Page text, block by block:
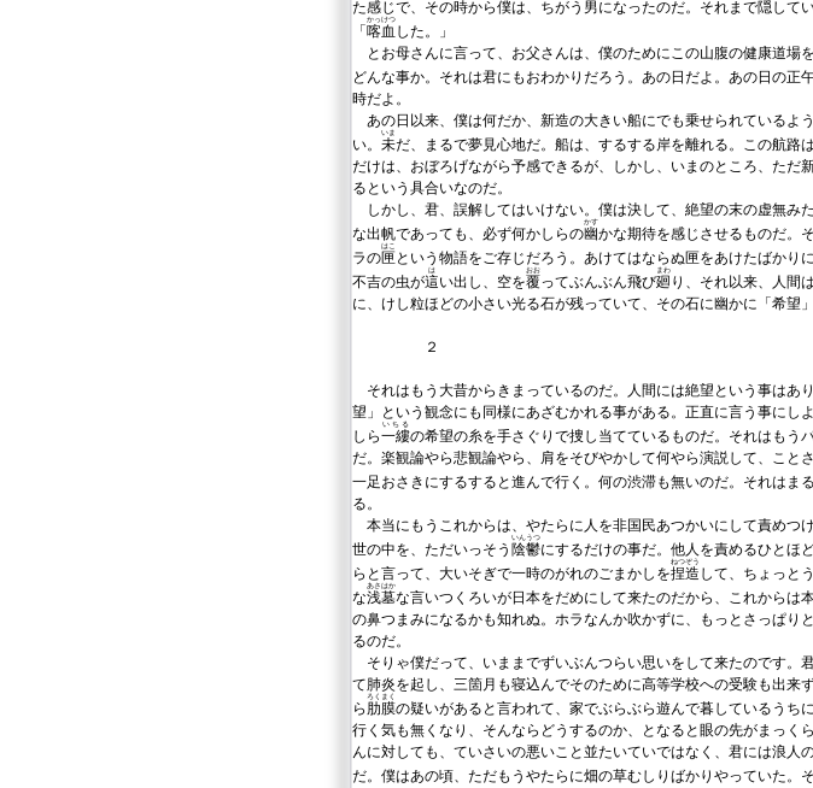
た感じで、その時から僕は、ちがう男になったのだ。それまで隠して
「 喀血
かっけつ
した。」
とお母さんに言って、お父さんは、僕のためにこの山腹の健康道場
どんな事か。それは君にもおわかりだろう。あの日だよ。あの日の正
時だよ。
あの日以来、僕は何だか、新造の大きい船にでも乗せられているよ
い。 未
いま
だ、まるで夢見心地だ。船は、するする岸を離れる。この航路
だけは、おぼろげながら予感できるが、しかし、いまのところ、た
るという具合いなのだ。
しかし、君、誤解してはいけない。僕は決して、絶望の末の虚無み
な出帆であっても、必ず何かしらの幽
かす
かな期待を感じさせるものだ。
ラの匣
はこ
という物語をご存じだろう。あけてはならぬ匣をあけたばかり
不吉の虫が這
は
い出し、空を覆
おお
ってぶんぶん飛び廻
まわ
り、それ以来、人間
に、けし粒ほどの小さい光る石が残っていて、その石に幽かに「希望
２
それはもう大昔からきまっているのだ。人間には絶望という事はあ
望」という観念にも同様にあざむかれる事がある。正直に言う事に
しら一縷
いちる
の希望の糸を手さぐりで捜し当てているものだ。それはもう
だ。楽観論やら悲観論やら、肩をそびやかして何やら演説して、こと
一足おさきにするすると進んで行く。何の渋滞も無いのだ。それはま
る。
本当にもうこれからは、やたらに人を非国民あつかいにして責めつ
世の中を、ただいっそう 陰鬱
いんうつ
にするだけの事だ。他人を責めるひとほ
らと言って、大いそぎで一時のがれのごまかしを捏造
ねつぞう
して、ちょっと
な浅墓
あさはか
な言いつくろいが日本をだめにして来たのだから、これからは
の鼻つまみになるかも知れぬ。ホラなんか吹かずに、もっとさっぱ
るのだ。
そりゃ僕だって、いままでずいぶんつらい思いをして来たのです。
て肺炎を起し、三箇月も寝込んでそのために高等学校への受験も出
ら 肋膜
ろくまく
の疑いがあると言われて、家でぶらぶら遊んで暮しているうち
行く気も無くなり、そんならどうするのか、となると眼の先がまっ
んに対しても、ていさいの悪いこと並たいていではなく、君には浪
だ。僕はあの頃、ただもうやたらに畑の草むしりばかりやっていた。